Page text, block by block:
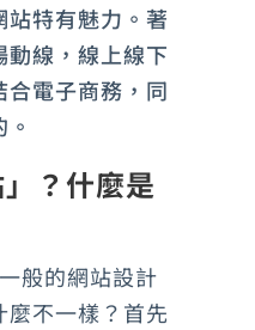
特有魅力。著
線，線上線下
電子商務，同
？什麼是
般的網站設計
不一樣？首先